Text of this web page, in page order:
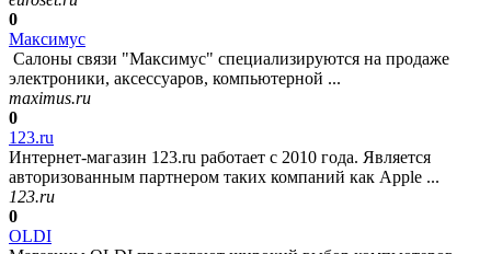
0
Максимус
Салоны связи "Максимус" специализируются на продаже
электроники, аксессуаров, компьютерной ...
maximus.ru
0
123.ru
Интернет-магазин 123.ru работает с 2010 года. Является
авторизованным партнером таких компаний как Apple ...
123.ru
0
OLDI